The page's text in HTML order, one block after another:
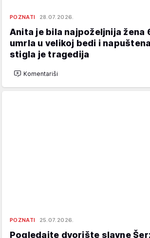
POZNATI 28.07.2026.
Anita je bila najpoželjnija žena
umrla u velikoj bedi i
stigla je tragedija
Komentariši
POZNATI 25.07.2026.
Pogledajte dvorište slavne